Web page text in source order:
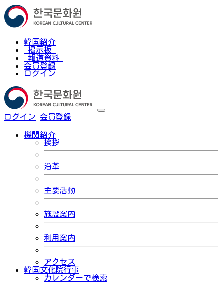
韓国紹介
掲示板
報道資料
会員登録
ログイン
ログイン 会員登録
機関紹介
挨拶
沿革
主要活動
施設案内
利用案内
アクセス
韓国文化院行事
カレンダーで検索